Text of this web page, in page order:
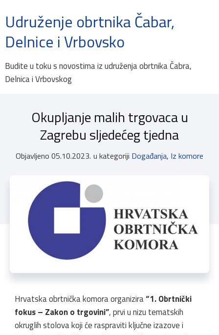
Udruženje obrtnika Čabar,
Delnice i Vrbovsko
Budite u toku s novostima iz udruženja obrtnika Čabra,
Delnica i Vrbovskog
Okupljanje malih trgovaca u
Zagrebu sljedećeg tjedna
Objavljeno 05.10.2023. u kategoriji Događanja, Iz komore
Hrvatska obrtnička komora organizira“1. Obrtnički
fokus – Zakon o trgovini”, prvi u nizu tematskih
okruglih stolova koji će raspraviti ključne izazove i